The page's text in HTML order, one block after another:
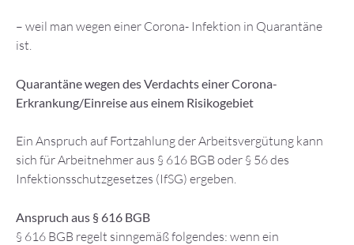
– weil man wegen einer Corona- Infektion in Quarantäne
ist.
Quarantäne wegen des Verdachts einer Corona-
Erkrankung/Einreise aus einem Risikogebiet
Ein Anspruch auf Fortzahlung der Arbeitsvergütung kann
sich für Arbeitnehmer aus § 616 BGB oder § 56 des
Infektionsschutzgesetzes (IfSG) ergeben.
Anspruch aus § 616 BGB
§ 616 BGB regelt sinngemäß folgendes: wenn ein